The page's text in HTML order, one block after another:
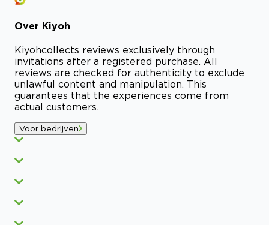
Over Kiyoh
Kiyohcollects reviews exclusively through
invitations after a registered purchase. All
reviews are checked for authenticity to exclude
unlawful content and manipulation. This
guarantees that the experiences come from
actual customers.
Voor bedrijven